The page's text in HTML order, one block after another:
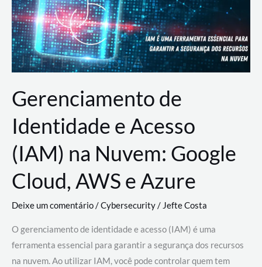
Gerenciamento de
Identidade e Acesso
(IAM) na Nuvem: Google
Cloud, AWS e Azure
Deixe um comentário/Cybersecurity/ Jefte Costa
O gerenciamento de identidade e acesso (IAM) é uma
ferramenta essencial para garantir a segurança dos recursos
na nuvem. Ao utilizar IAM, você pode controlar quem tem